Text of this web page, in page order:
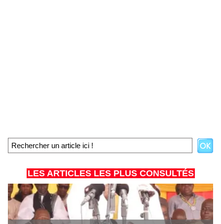
LES ARTICLES LES PLUS CONSULTÉS